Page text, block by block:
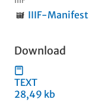
IIIF-Manifest
Download
TEXT
28,49 kb